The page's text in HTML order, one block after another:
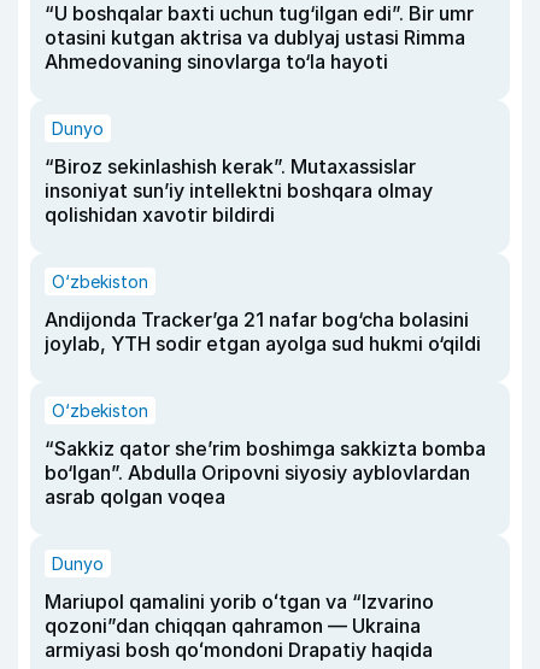
“U boshqalar baxti uchun tug‘ilgan edi”. Bir umr
otasini kutgan aktrisa va dublyaj ustasi Rimma
Ahmedovaning sinovlarga to‘la hayoti
Dunyo
“Biroz sekinlashish kerak”. Mutaxassislar
insoniyat sun’iy intellektni boshqara olmay
qolishidan xavotir bildirdi
O‘zbekiston
Andijonda Tracker’ga 21 nafar bog‘cha bolasini
joylab, YTH sodir etgan ayolga sud hukmi o‘qildi
O‘zbekiston
“Sakkiz qator she’rim boshimga sakkizta bomba
bo‘lgan”. Abdulla Oripovni siyosiy ayblovlardan
asrab qolgan voqea
Dunyo
Mariupol qamalini yorib oʻtgan va “Izvarino
qozoni”dan chiqqan qahramon — Ukraina
armiyasi bosh qoʻmondoni Drapatiy haqida